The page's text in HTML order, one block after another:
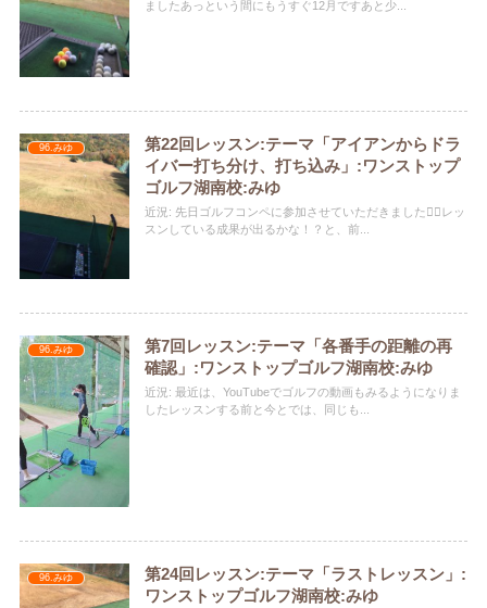
ましたあっという間にもうすぐ12月ですあと少...
96.みゆ
第22回レッスン:テーマ「アイアンからドラ
イバー打ち分け、打ち込み」:ワンストップ
ゴルフ湖南校:みゆ
近況: 先日ゴルフコンペに参加させていただきました🏌️‍♀️レッ
スンしている成果が出るかな！？と、前...
96.みゆ
第7回レッスン:テーマ「各番手の距離の再
確認」:ワンストップゴルフ湖南校:みゆ
近況: 最近は、YouTubeでゴルフの動画もみるようになりま
した️レッスンする前と今とでは、同じも...
96.みゆ
第24回レッスン:テーマ「ラストレッスン」:
ワンストップゴルフ湖南校:みゆ